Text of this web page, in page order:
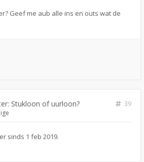
Geef me aub alle ins en outs wat de
Stukloon of uurloon?
39
sinds 1 feb 2019.